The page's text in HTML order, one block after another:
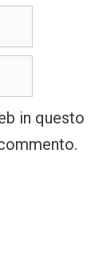
in questo